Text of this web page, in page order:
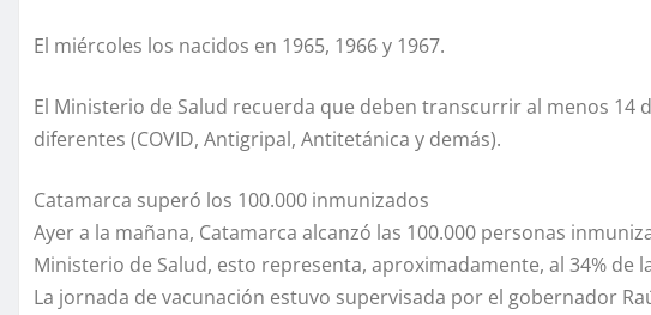
El miércoles los nacidos en 1965, 1966 y 1967.
El Ministerio de Salud recuerda que deben transcurrir al menos 14
diferentes (COVID, Antigripal, Antitetánica y demás).
Catamarca superó los 100.000 inmunizados
Ayer a la mañana, Catamarca alcanzó las 100.000 personas
Ministerio de Salud, esto representa, aproximadamente, al 34% de
La jornada de vacunación estuvo supervisada por el gobernador